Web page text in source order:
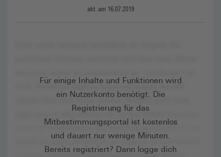
akt. am 16.07.2019
Für einige Inhalte und Funktionen wird
ein Nutzerkonto benötigt. Die
Registrierung für das
Mitbestimmungsportal ist kostenlos
und dauert nur wenige Minuten.
Bereits registriert? Dann logge dich